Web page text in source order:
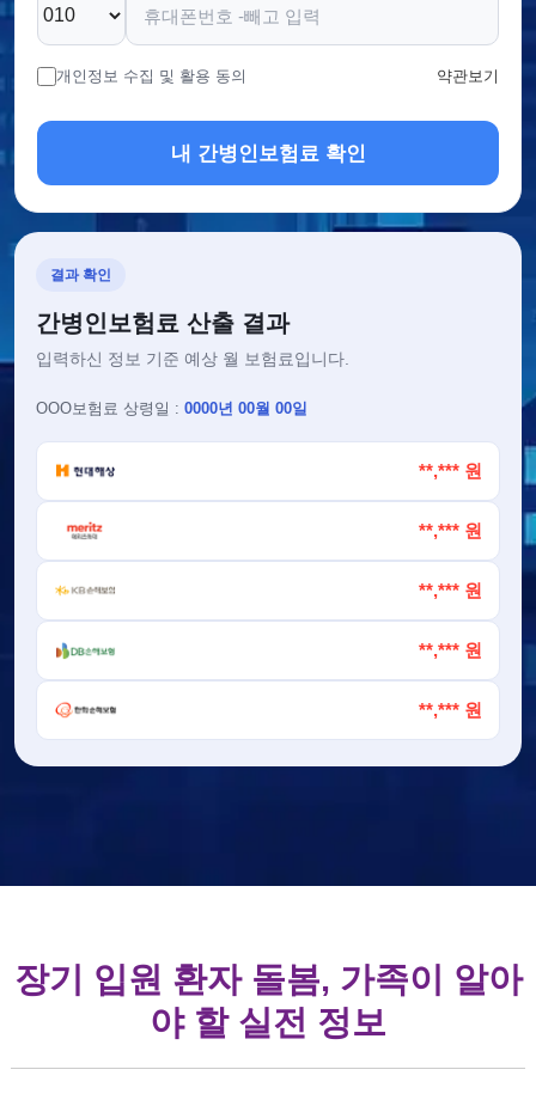
개인정보 수집 및 활용 동의 약관보기
내 간병인보험료 확인
결과 확인
간병인보험료 산출 결과
입력하신 정보 기준 예상 월 보험료입니다.
OOO보험료 상령일 : 0000년 00월 00일
**,*** 원
**,*** 원
**,*** 원
**,*** 원
**,*** 원
장기 입원 환자 돌봄, 가족이 알아
야 할 실전 정보